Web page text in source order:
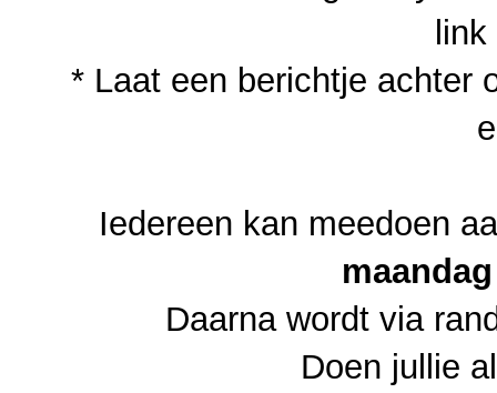
link
* Laat een berichtje achter
Iedereen kan meedoen
Daarna wordt via
Doen jullie